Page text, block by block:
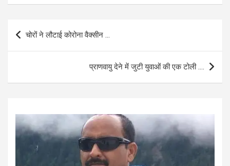
ce
b
o
at
s
A
ail ar
Post
navigation
चोरों ने लौटाई कोरोना वैक्सीन …
प्राणवायु देने में जुटी युवाओं की एक टोली ….